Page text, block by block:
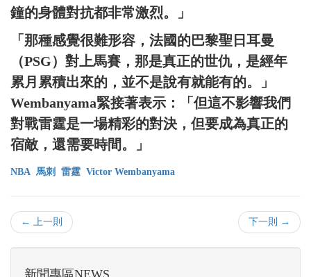
鐘的身體對抗都非常激烈。」
「那種感覺很難形容，法國的巴黎聖日耳曼
（PSG）對上馬賽，那是真正的世仇，是經年
累月累積出來的，並不是說有就能有的。」
Wembanyama緊接著表示：「但這不影響我們
對戰雷霆是一場精彩的對決，但要成為真正的
宿敵，還需要時間。」
NBA 馬刺 雷霆 Victor Wembanyama
← 上一則 下一則 →
新聞專區NEWS